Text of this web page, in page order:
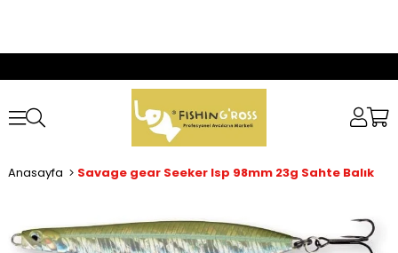
Anasayfa Savage gear Seeker Isp 98mm 23g Sahte Balık